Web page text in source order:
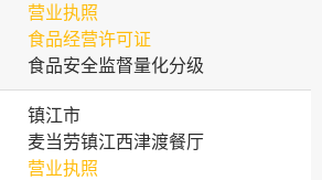
营业执照
食品经营许可证
食品安全监督量化分级
镇江市
麦当劳镇江西津渡餐厅
营业执照